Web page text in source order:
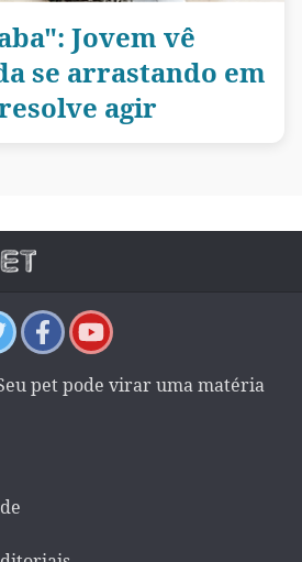
Jovem vê
se arrastando em
agir
pet pode virar uma matéria